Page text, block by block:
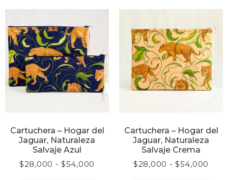
Cartuchera – Hogar del
Jaguar, Naturaleza
Salvaje Azul
$28,000 - $54,000
Cartuchera – Hogar del
Jaguar, Naturaleza
Salvaje Crema
$28,000 - $54,000